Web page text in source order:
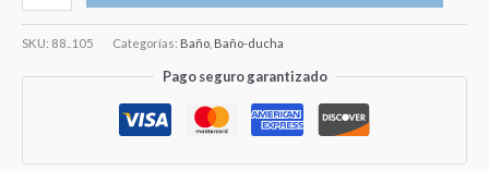
SKU: 88..105 Categorías: Baño Baño-ducha
Pago seguro garantizado